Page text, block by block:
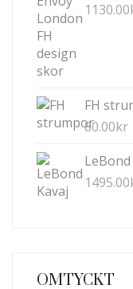
1130.00
FH
80.00kr
LeBond
1495.00
OMTYCKT